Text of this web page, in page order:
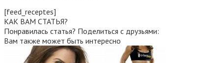
[feed_receptes]
КАК ВАМ СТАТЬЯ?
Понравилась статья? Поделиться с друзьями:
Вам также может быть интересно